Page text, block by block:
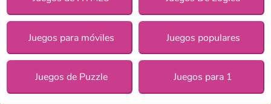
Juegos para móviles Juegos populares
Juegos de Puzzle Juegos para 1